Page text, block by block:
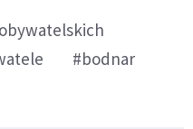
#bodnar